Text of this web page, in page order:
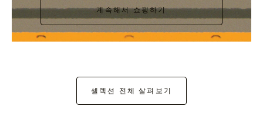
계속해서 쇼핑하기
셀렉션 전체 살펴보기